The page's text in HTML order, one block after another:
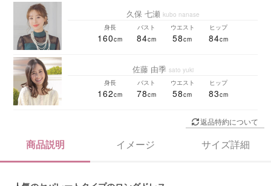
久保 七瀬 kubo nanase
身長
160
バスト
84
ウエスト
58
ヒップ
84
佐藤 由季 sato yuki
身長
162
バスト
78
ウエスト
58
ヒップ
83
返品特約について
商品説明 イメージ サイズ詳細